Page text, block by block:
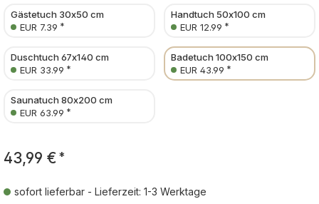
Gästetuch 30x50 cm
EUR 7.39 *
Handtuch 50x100 cm
EUR 12.99 *
Duschtuch 67x140 cm
EUR 33.99 *
Badetuch 100x150 cm
EUR 43.99 *
Saunatuch 80x200 cm
EUR 63.99 *
43,99 € *
sofort lieferbar - Lieferzeit: 1-3 Werktage